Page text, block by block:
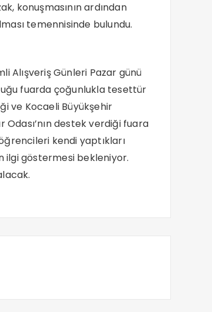
konuşmasının ardından
temennisinde bulundu.
Alışveriş Günleri Pazar günü
fuarda çoğunlukla tesettür
ve Kocaeli Büyükşehir
destek verdiği fuara
kendi yaptıkları
ilgi göstermesi bekleniyor.